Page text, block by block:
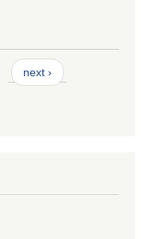
next ›